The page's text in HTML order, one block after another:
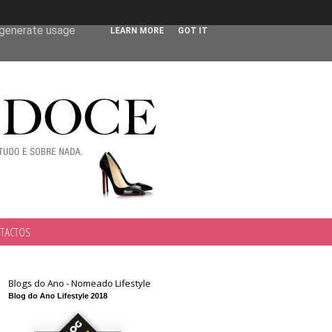
Blogs do Ano - Nomeado Lifestyle
Blog do Ano Lifestyle 2018
user-agent
usage
LEARN MORE GOT IT